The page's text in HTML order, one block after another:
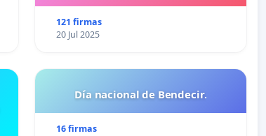
121 firmas
20 Jul 2025
Día nacional de Bendecir.
16 firmas